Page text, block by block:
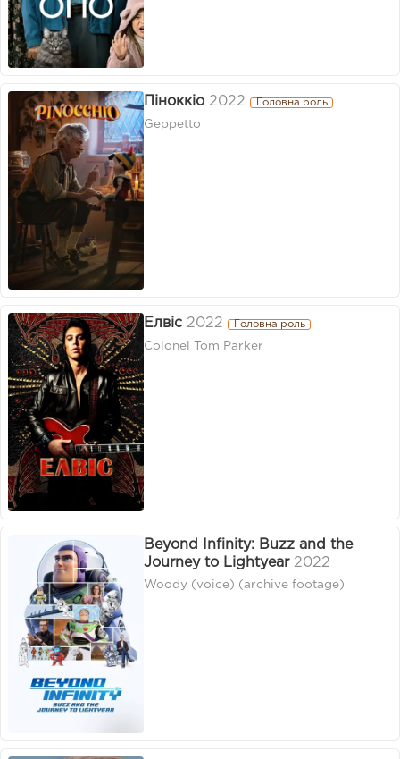
Піноккіо 2022 Головна роль
Geppetto
Елвіс 2022 Головна роль
Colonel Tom Parker
Beyond Infinity: Buzz and the
Journey to Lightyear 2022
Woody (voice) (archive footage)